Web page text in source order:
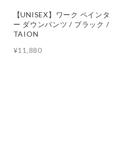
【UNISEX】ワーク ペインタ
ー ダウンパンツ / ブラック /
TAION
¥11,880